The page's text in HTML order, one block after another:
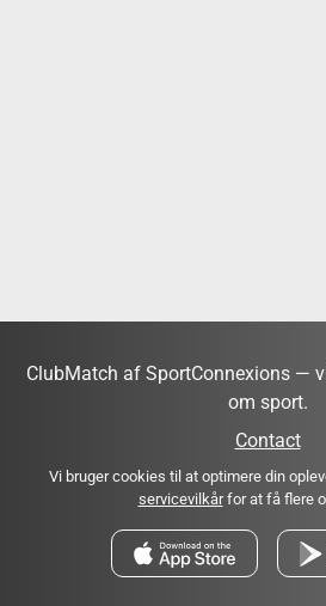
ClubMatch af SportConnexions —
om sport.
Contact
Vi bruger cookies til at optimere din
servicevilkårfor at få flere